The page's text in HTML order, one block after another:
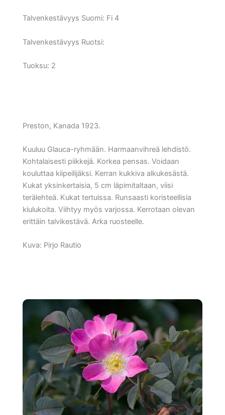
Talvenkestävyys Suomi: Fi 4
Talvenkestävyys Ruotsi:
Tuoksu: 2
Preston, Kanada 1923.
Kuuluu Glauca-ryhmään. Harmaanvihreä lehdistö.
Kohtalaisesti piikkejä. Korkea pensas. Voidaan
kouluttaa kiipeilijäksi. Kerran kukkiva alkukesästä.
Kukat yksinkertaisia, 5 cm läpimitaltaan, viisi
terälehteä. Kukat tertuissa. Runsaasti koristeellisia
kiulukoita. Viihtyy myös varjossa. Kerrotaan olevan
erittäin talvikestävä. Arka ruosteelle.
Kuva: Pirjo Rautio